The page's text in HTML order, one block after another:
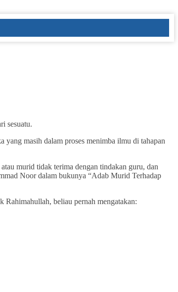
sesuatu.
masih dalam proses menimba ilmu di tahapan
murid tidak terima dengan tindakan guru, dan
Noor dalam bukunya “Adab Murid Terhadap
Rahimahullah, beliau pernah mengatakan: